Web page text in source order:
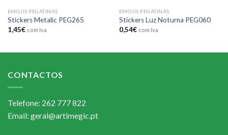
EMOJIS PEGATINAS
Stickers Metalic PEG265
1,45€ com Iva
EMOJIS PEGATINAS
Stickers Luz Noturna PEG060
0,54€ com Iva
CONTACTOS
Telefone: 262 777 822
Email: geral@artimegic.pt